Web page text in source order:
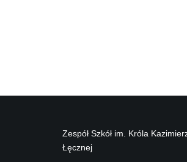
Zespół Szkół im. Króla
Łęcznej